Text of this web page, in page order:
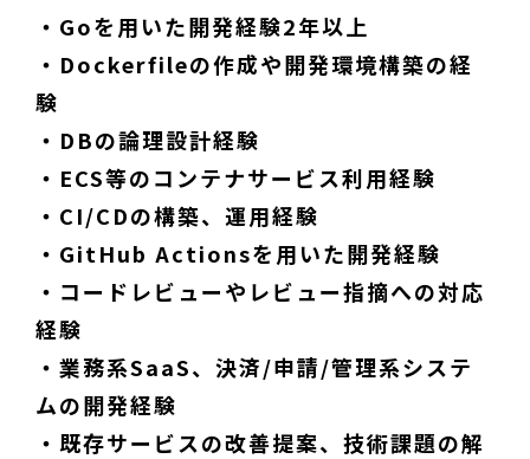
・Goを用いた開発経験2年以上
・Dockerfileの作成や開発環境構築の経
験
・DBの論理設計経験
・ECS等のコンテナサービス利用経験
・CI/CDの構築、運用経験
・GitHub Actionsを用いた開発経験
・コードレビューやレビュー指摘への対応
経験
・業務系SaaS、決済/申請/管理系システ
ムの開発経験
・既存サービスの改善提案、技術課題の解